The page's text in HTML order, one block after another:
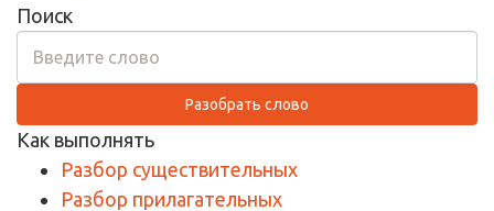
Поиск
Разобрать слово
Как выполнять
Разбор существительных
Разбор прилагательных